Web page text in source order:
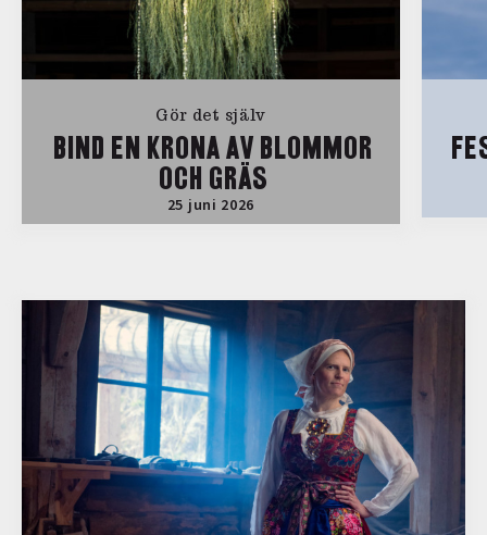
Gör det själv
BIND EN KRONA AV BLOMMOR
OCH GRÄS
25 juni 2026